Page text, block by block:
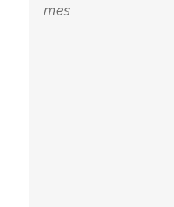
mes